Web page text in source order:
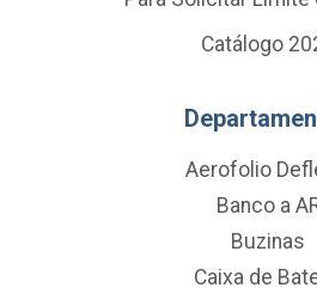
Catálogo
Aerofolio
Banco a
Buzinas
Caixa de